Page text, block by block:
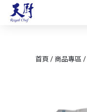
首頁 / 商品專區 /